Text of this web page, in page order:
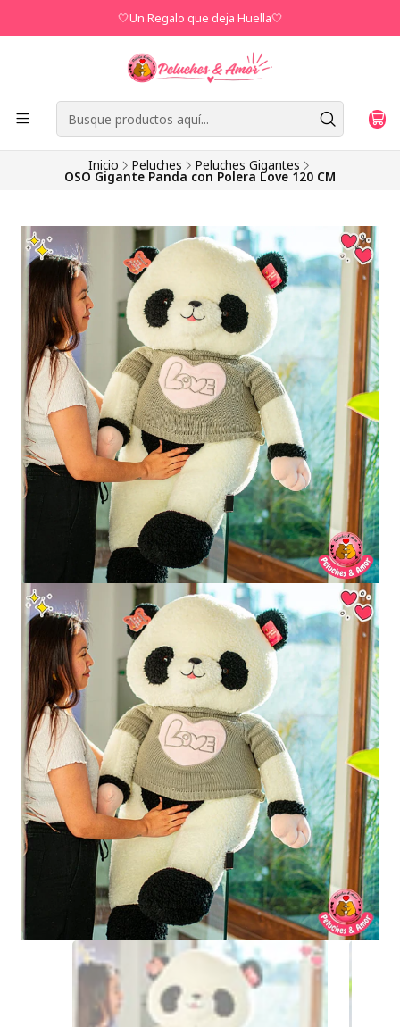
🤍Un Regalo que deja Huella🤍
Inicio Peluches Peluches Gigantes
OSO Gigante Panda con Polera Love 120 CM